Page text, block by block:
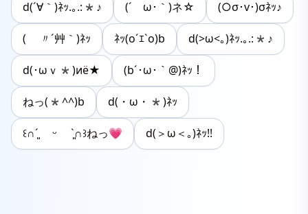
d(´∀｀)ﾈｯ.｡.:*♪ (´ゝω･｀)ネ☆ (○σ･v･)σﾈｯ♪
( 〃´艸｀)ﾈｯ ﾈｯ(o´ｴ`o)b d(>ω<｡)ﾈｯ.｡.:*♪
d(･ωｖ*)иё★ (b´･ω･｀@)ﾈｯ！
ねっ(*^^)b d(・ω・*)ﾈｯ
꒰∩´͈ ᵕ `͈∩꒱ねっ💗 d(＞ω＜｡)ﾈｯ!!